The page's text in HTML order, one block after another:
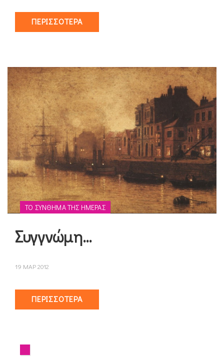
ΠΕΡΙΣΣΌΤΕΡΑ
ΤΟ ΣΎΝΘΗΜΑ ΤΗΣ ΗΜΈΡΑΣ
Συγγνώμη…
19 ΜΑΡ 2012
ΠΕΡΙΣΣΌΤΕΡΑ